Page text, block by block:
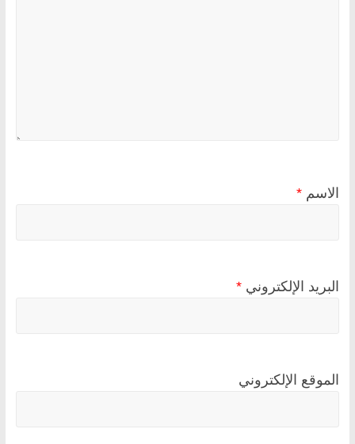
الاسم *
البريد الإلكتروني *
الموقع الإلكتروني